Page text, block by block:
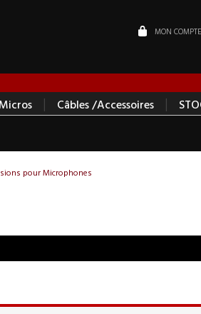
MON COMPTE
| Câbles /Accessoires |
pour Microphones